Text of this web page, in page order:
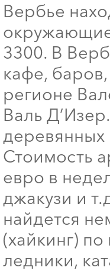
Вербье
окружающие
3300. В
кафе,
регионе
Валь
деревянных
Стоимость
евро в
джакузи и
найдется
(хайкинг)
ледники,